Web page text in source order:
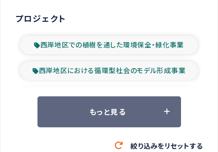
プロジェクト
西岸地区での植樹を通した環境保全・緑化事業
西岸地区における循環型社会のモデル形成事業
ツアー参加者の声
緊急救援の時代
もっと見る
絞り込みをリセットする